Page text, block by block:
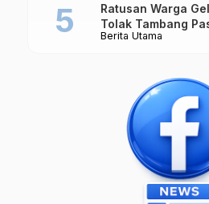
Berita Utama
Ratusan Warga
Tolak Tambang
Borobudur